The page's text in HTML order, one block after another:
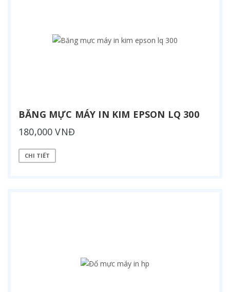
BĂNG MỰC MÁY IN KIM EPSON LQ 300
180,000 VNĐ
CHI TIẾT